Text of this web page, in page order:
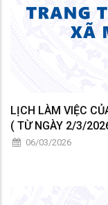
LỊCH LÀM VIỆC
( TỪ NGÀY 2/3/
06/03/2026